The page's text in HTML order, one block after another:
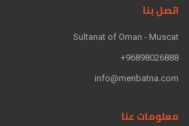
اتصل بنا
Sultanat of Oman - Muscat
96898026888+
info@menbatna.com
معلومات عنا